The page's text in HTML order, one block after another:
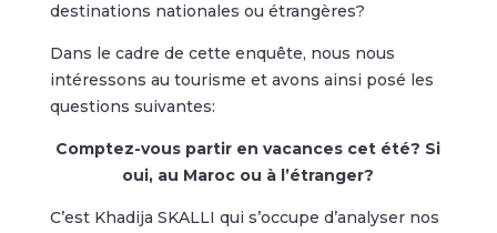
destinations nationales ou étrangères?
Dans le cadre de cette enquête, nous nous
intéressons au tourisme et avons ainsi posé les
questions suivantes:
Comptez-vous partir en vacances cet été? Si
oui, au Maroc ou à l’étranger?
C’est Khadija SKALLI qui s’occupe d’analyser nos